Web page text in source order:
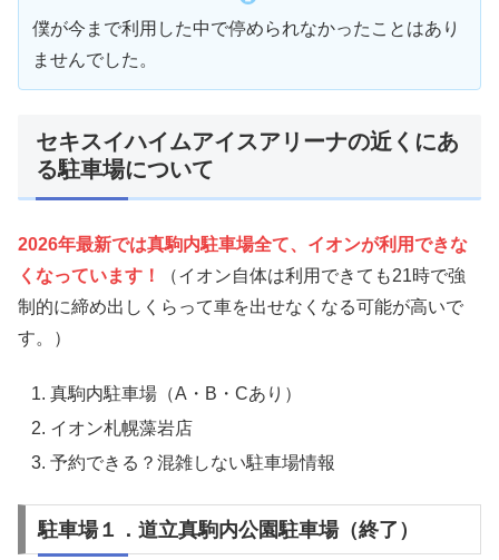
僕が今まで利用した中で停められなかったことはあり
ませんでした。
セキスイハイムアイスアリーナの近くにあ
る駐車場について
2026年最新では真駒内駐車場全て、イオンが利用できな
くなっています！
（イオン自体は利用できても21時で強
制的に締め出しくらって車を出せなくなる可能が高いで
す。）
真駒内駐車場（A・B・Cあり）
イオン札幌藻岩店
予約できる？混雑しない駐車場情報
駐車場１．道立真駒内公園駐車場（終了）